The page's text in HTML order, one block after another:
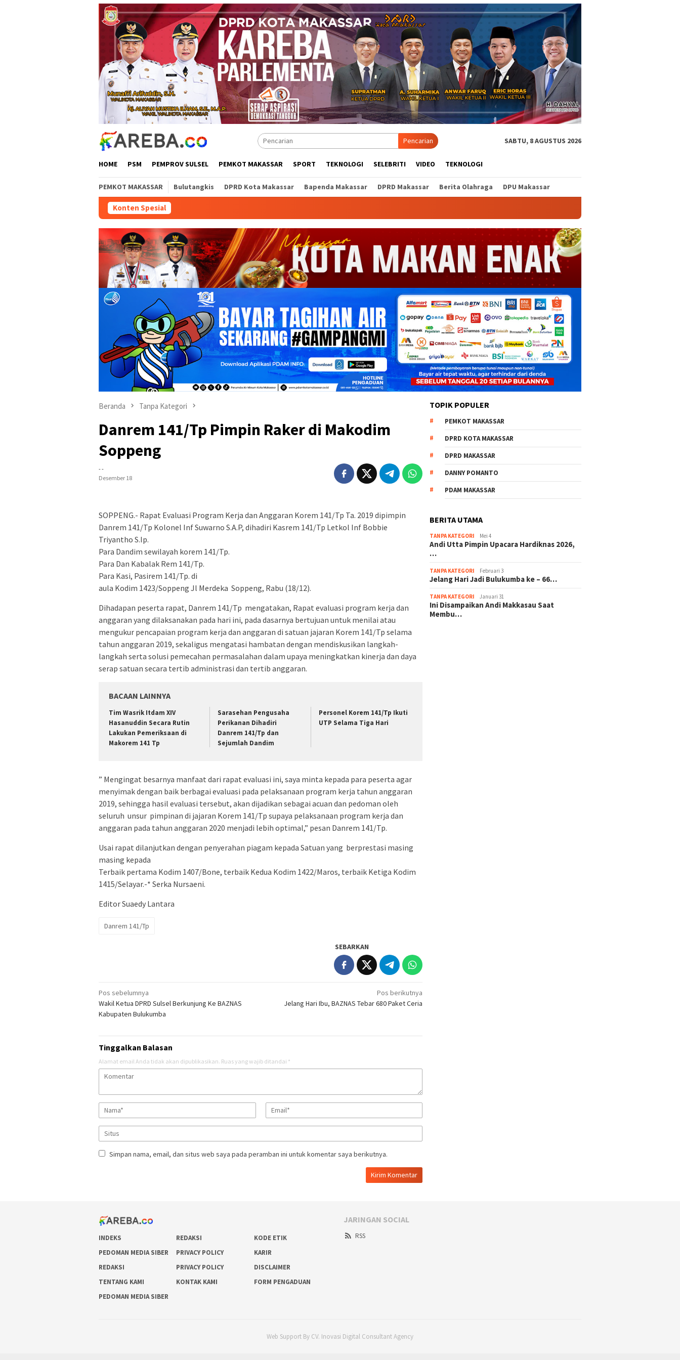
Pencarian SABTU, 8 AGUSTUS 2026
HOME PSM PEMPROV SULSEL PEMKOT MAKASSAR SPORT TEKNOLOGI SELEBRITI VIDEO TEKNOLOGI
PEMKOT MAKASSAR Bulutangkis DPRD Kota Makassar Bapenda Makassar DPRD Makassar Berita Olahraga DPU Makassar
Konten Spesial
Beranda Tanpa Kategori
Danrem 141/Tp Pimpin Raker di Makodim
Soppeng
- -
Desember 18
SOPPENG.- Rapat Evaluasi Program Kerja dan Anggaran Korem 141/Tp Ta. 2019 dipimpin
Danrem 141/Tp Kolonel Inf Suwarno S.A.P, dihadiri Kasrem 141/Tp Letkol Inf Bobbie
Triyantho S.Ip.
Para Dandim sewilayah korem 141/Tp.
Para Dan Kabalak Rem 141/Tp.
Para Kasi, Pasirem 141/Tp. di
aula Kodim 1423/Soppeng Jl Merdeka Soppeng, Rabu (18/12).
Dihadapan peserta rapat, Danrem 141/Tp mengatakan, Rapat evaluasi program kerja dan
anggaran yang dilaksanakan pada hari ini, pada dasarnya bertujuan untuk menilai atau
mengukur pencapaian program kerja dan anggaran di satuan jajaran Korem 141/Tp selama
tahun anggaran 2019, sekaligus mengatasi hambatan dengan mendiskusikan langkah-
langkah serta solusi pemecahan permasalahan dalam upaya meningkatkan kinerja dan daya
serap satuan secara tertib administrasi dan tertib anggaran.
BACAAN LAINNYA
Tim Wasrik Itdam XIV
Hasanuddin Secara Rutin
Lakukan Pemeriksaan di
Makorem 141 Tp
Sarasehan Pengusaha
Perikanan Dihadiri
Danrem 141/Tp dan
Sejumlah Dandim
Personel Korem 141/Tp Ikuti
UTP Selama Tiga Hari
” Mengingat besarnya manfaat dari rapat evaluasi ini, saya minta kepada para peserta agar
menyimak dengan baik berbagai evaluasi pada pelaksanaan program kerja tahun anggaran
2019, sehingga hasil evaluasi tersebut, akan dijadikan sebagai acuan dan pedoman oleh
seluruh unsur pimpinan di jajaran Korem 141/Tp supaya pelaksanaan program kerja dan
anggaran pada tahun anggaran 2020 menjadi lebih optimal,” pesan Danrem 141/Tp.
Usai rapat dilanjutkan dengan penyerahan piagam kepada Satuan yang berprestasi masing
masing kepada
Terbaik pertama Kodim 1407/Bone, terbaik Kedua Kodim 1422/Maros, terbaik Ketiga Kodim
1415/Selayar.-* Serka Nursaeni.
Editor Suaedy Lantara
Danrem 141/Tp
SEBARKAN
Navigasi
pos
Pos sebelumnya
Wakil Ketua DPRD Sulsel Berkunjung Ke BAZNAS
Kabupaten Bulukumba
Pos berikutnya
Jelang Hari Ibu, BAZNAS Tebar 680 Paket Ceria
Tinggalkan Balasan
Alamat email Anda tidak akan dipublikasikan. Ruas yang wajib ditandai *
Simpan nama, email, dan situs web saya pada peramban ini untuk komentar saya berikutnya.
TOPIK POPULER
PEMKOT MAKASSAR
DPRD KOTA MAKASSAR
DPRD MAKASSAR
DANNY POMANTO
PDAM MAKASSAR
BERITA UTAMA
TANPA KATEGORI Mei 4
Andi Utta Pimpin Upacara Hardiknas 2026,
…
TANPA KATEGORI Februari 3
Jelang Hari Jadi Bulukumba ke – 66…
TANPA KATEGORI Januari 31
Ini Disampaikan Andi Makkasau Saat
Membu…
INDEKS REDAKSI
KODE ETIK
PEDOMAN MEDIA SIBER
PRIVACY POLICY
KARIR
REDAKSI
PRIVACY POLICY
DISCLAIMER
TENTANG KAMI
KONTAK KAMI
FORM PENGADUAN
PEDOMAN MEDIA SIBER
JARINGAN SOCIAL
RSS
Web Support By CV. Inovasi Digital Consultant Agency